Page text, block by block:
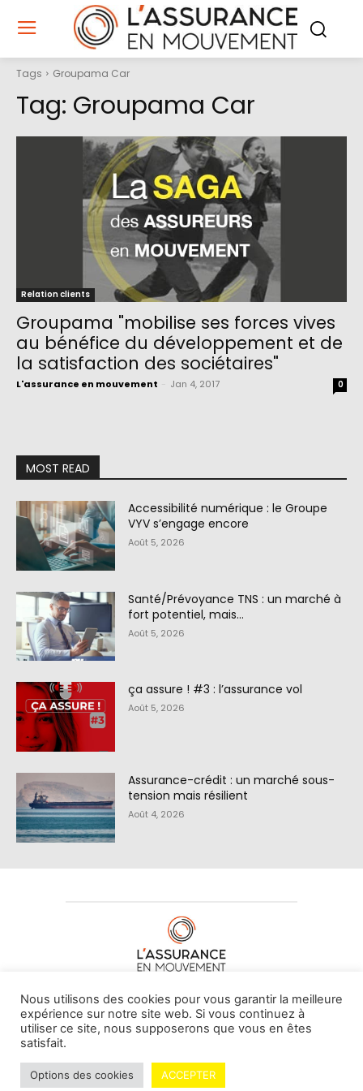
Tags Groupama Car
Tag: Groupama Car
Relation clients
Groupama "mobilise ses forces vives
au bénéfice du développement et de
la satisfaction des sociétaires"
L'assurance en mouvement Jan 4, 2017 0
MOST READ
Accessibilité numérique : le Groupe
VYV s’engage encore
Août 5, 2026
Santé/Prévoyance TNS : un marché à
fort potentiel, mais…
Août 5, 2026
ça assure ! #3 : l’assurance vol
Août 5, 2026
Assurance-crédit : un marché sous-
tension mais résilient
Août 4, 2026
À PROPOS DE NOUS•CONTACT
© L'assurance en mouvement -By Vovoxx Média
Nous utilisons des cookies pour vous garantir la meilleure
expérience sur notre site web. Si vous continuez à
utiliser ce site, nous supposerons que vous en êtes
satisfait.
Options des cookies ACCEPTER